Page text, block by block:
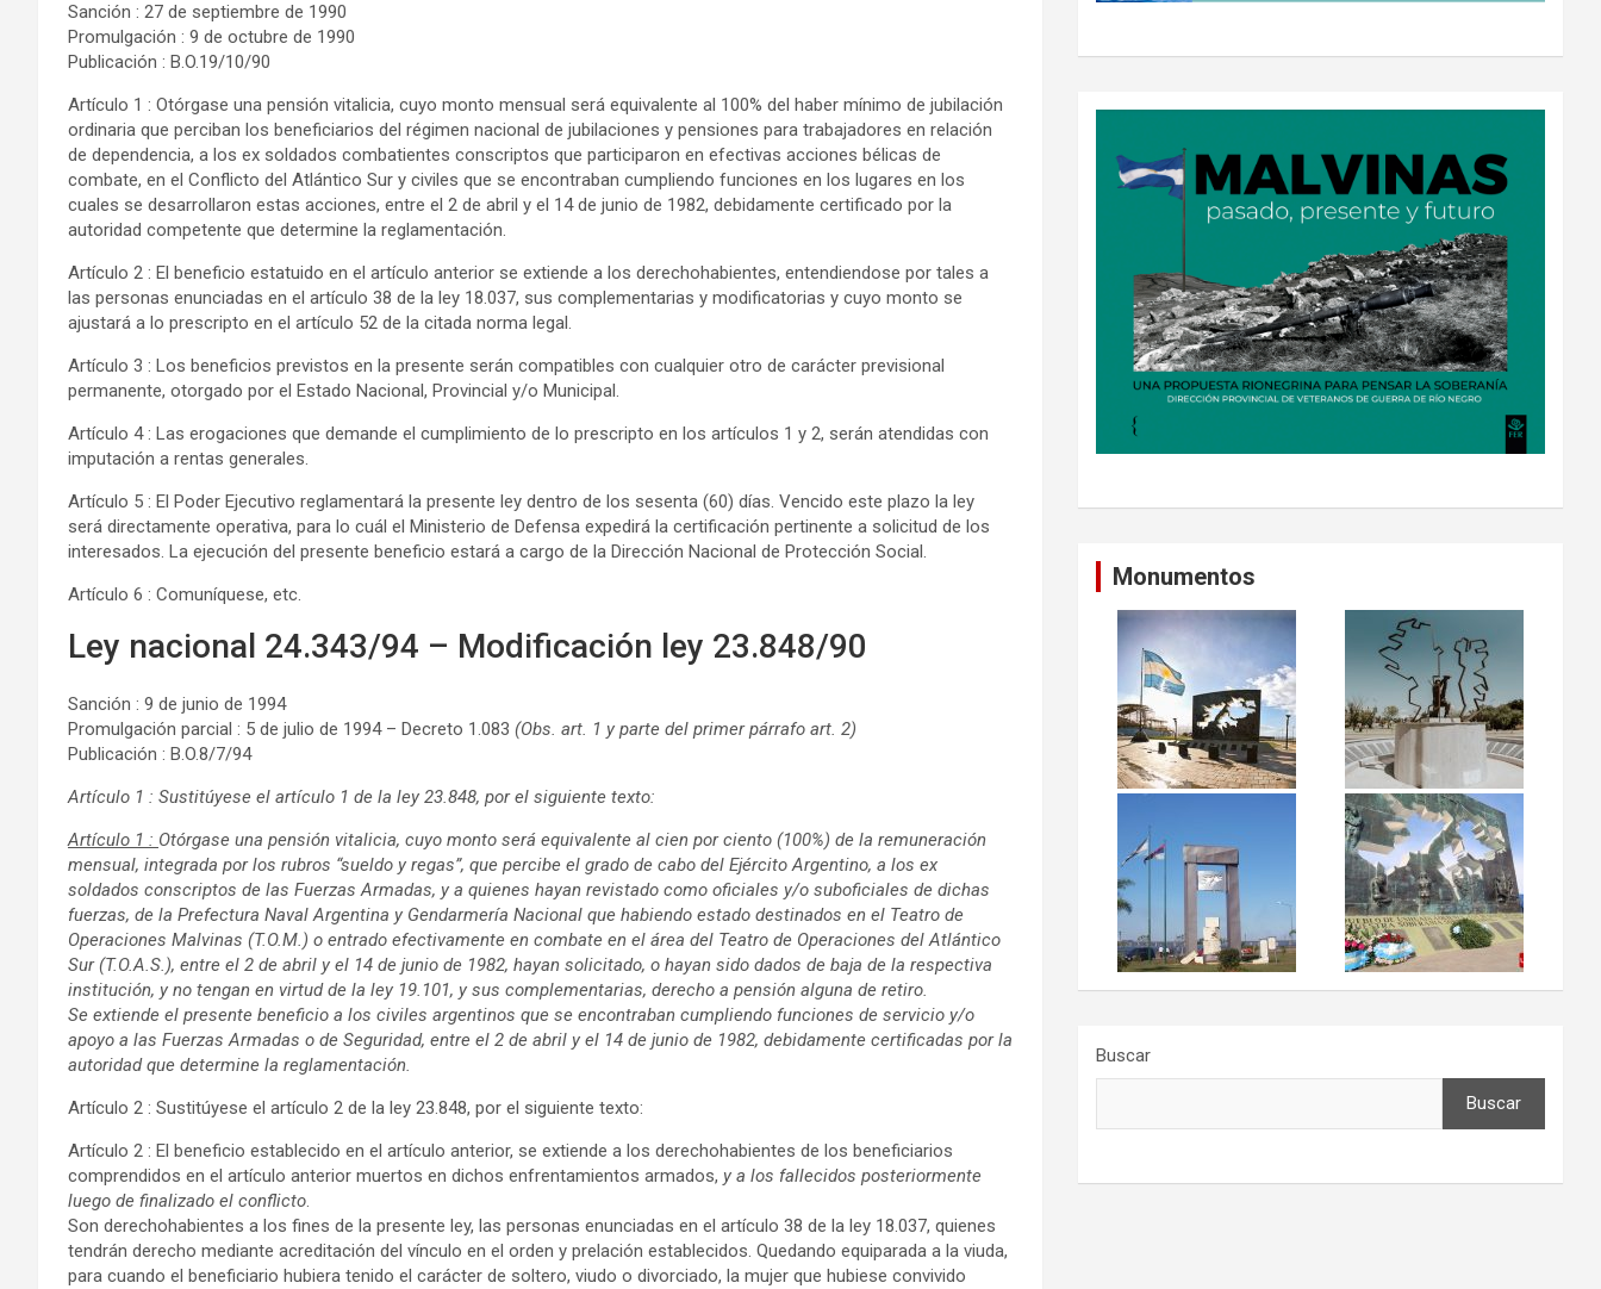
Sanción : 27 de septiembre de 1990
Promulgación : 9 de octubre de 1990
Publicación : B.O.19/10/90
Artículo 1 : Otórgase una pensión vitalicia, cuyo monto mensual será equivalente al 100% del haber mínimo de jubilación
ordinaria que perciban los beneficiarios del régimen nacional de jubilaciones y pensiones para trabajadores en relación
de dependencia, a los ex soldados combatientes conscriptos que participaron en efectivas acciones bélicas de
combate, en el Conflicto del Atlántico Sur y civiles que se encontraban cumpliendo funciones en los lugares en los
cuales se desarrollaron estas acciones, entre el 2 de abril y el 14 de junio de 1982, debidamente certificado por la
autoridad competente que determine la reglamentación.
Artículo 2 : El beneficio estatuido en el artículo anterior se extiende a los derechohabientes, entendiendose por tales a
las personas enunciadas en el artículo 38 de la ley 18.037, sus complementarias y modificatorias y cuyo monto se
ajustará a lo prescripto en el artículo 52 de la citada norma legal.
Artículo 3 : Los beneficios previstos en la presente serán compatibles con cualquier otro de carácter previsional
permanente, otorgado por el Estado Nacional, Provincial y/o Municipal.
Artículo 4 : Las erogaciones que demande el cumplimiento de lo prescripto en los artículos 1 y 2, serán atendidas con
imputación a rentas generales.
Artículo 5 : El Poder Ejecutivo reglamentará la presente ley dentro de los sesenta (60) días. Vencido este plazo la ley
será directamente operativa, para lo cuál el Ministerio de Defensa expedirá la certificación pertinente a solicitud de los
interesados. La ejecución del presente beneficio estará a cargo de la Dirección Nacional de Protección Social.
Artículo 6 : Comuníquese, etc.
Ley nacional 24.343/94 – Modificación ley 23.848/90
Sanción : 9 de junio de 1994
Promulgación parcial : 5 de julio de 1994 – Decreto 1.083 (Obs. art. 1 y parte del primer párrafo art. 2)
Publicación : B.O.8/7/94
Artículo 1 : Sustitúyese el artículo 1 de la ley 23.848, por el siguiente texto:
Artículo 1 : Otórgase una pensión vitalicia, cuyo monto será equivalente al cien por ciento (100%) de la remuneración
mensual, integrada por los rubros “sueldo y regas”, que percibe el grado de cabo del Ejército Argentino, a los ex
soldados conscriptos de las Fuerzas Armadas, y a quienes hayan revistado como oficiales y/o suboficiales de dichas
fuerzas, de la Prefectura Naval Argentina y Gendarmería Nacional que habiendo estado destinados en el Teatro de
Operaciones Malvinas (T.O.M.) o entrado efectivamente en combate en el área del Teatro de Operaciones del Atlántico
Sur (T.O.A.S.), entre el 2 de abril y el 14 de junio de 1982, hayan solicitado, o hayan sido dados de baja de la respectiva
institución, y no tengan en virtud de la ley 19.101, y sus complementarias, derecho a pensión alguna de retiro.
Se extiende el presente beneficio a los civiles argentinos que se encontraban cumpliendo funciones de servicio y/o
apoyo a las Fuerzas Armadas o de Seguridad, entre el 2 de abril y el 14 de junio de 1982, debidamente certificadas por la
autoridad que determine la reglamentación.
Artículo 2 : Sustitúyese el artículo 2 de la ley 23.848, por el siguiente texto:
Artículo 2 : El beneficio establecido en el artículo anterior, se extiende a los derechohabientes de los beneficiarios
comprendidos en el artículo anterior muertos en dichos enfrentamientos armados, y a los fallecidos posteriormente
luego de finalizado el conflicto.
Son derechohabientes a los fines de la presente ley, las personas enunciadas en el artículo 38 de la ley 18.037, quienes
tendrán derecho mediante acreditación del vínculo en el orden y prelación establecidos. Quedando equiparada a la viuda,
para cuando el beneficiario hubiera tenido el carácter de soltero, viudo o divorciado, la mujer que hubiese convivido
Monumentos
Buscar
Buscar